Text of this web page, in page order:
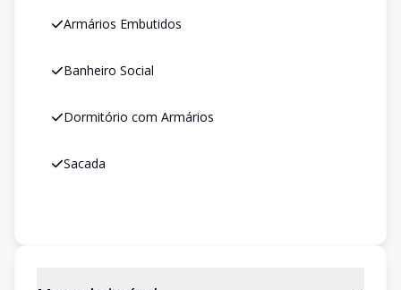
Armários Embutidos
Banheiro Social
Dormitório com Armários
Sacada